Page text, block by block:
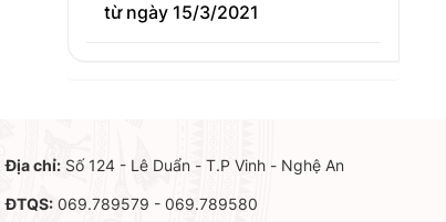
từ ngày 15/3/2021
Địa chỉ:Số 124 - Lê Duẩn - T.P Vinh - Nghệ An
ĐTQS:069.789579 - 069.789580